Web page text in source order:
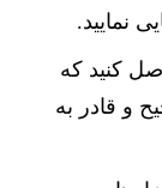
کنید که
و قادر به